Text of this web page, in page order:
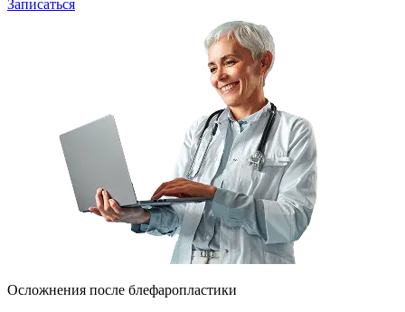
Записаться
Осложнения после блефаропластики